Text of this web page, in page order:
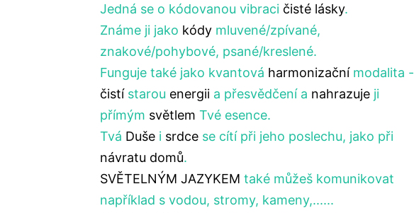
Jedná se o kódovanou vibracičisté lásky.
Známe ji jako kódy mluvené/zpívané,
znakové/pohybové, psané/kreslené.
Funguje také jako kvantová harmonizační modalita -
čistí starou energiia přesvědčení a nahrazujeji
přímým světlem Tvé esence.
Tvá Dušei srdcese cítí při jeho poslechu, jako při
návratu domů.
SVĚTELNÝM JAZYKEM také můžeš komunikovat
například s vodou, stromy, kameny,......